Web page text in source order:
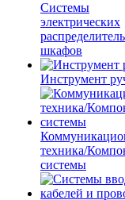
Системы
электрических
шкафов
Инструмент
техника/
системы